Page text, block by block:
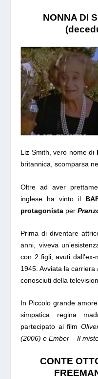
NONNA DI
Liz Smith, vero nome di
britannica, scomparsa
Oltre ad aver
inglese ha vinto il
protagonista per
Prima di diventare
anni, viveva
con 2 figli, avuti
1945. Avviata la
conosciuti della
In Piccolo grande amore
simpatica regina
partecipato ai film
(2006) e Ember – Il
CONTE